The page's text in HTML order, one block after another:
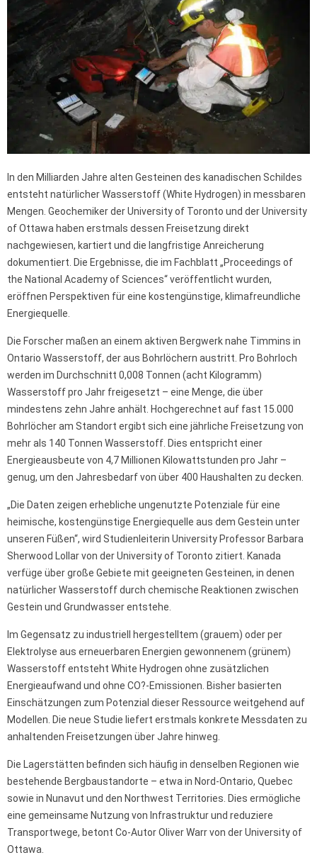
In den Milliarden Jahre alten Gesteinen des kanadischen Schildes
entsteht natürlicher Wasserstoff (White Hydrogen) in messbaren
Mengen. Geochemiker der University of Toronto und der University
of Ottawa haben erstmals dessen Freisetzung direkt
nachgewiesen, kartiert und die langfristige Anreicherung
dokumentiert. Die Ergebnisse, die im Fachblatt „Proceedings of
the National Academy of Sciences“ veröffentlicht wurden,
eröffnen Perspektiven für eine kostengünstige, klimafreundliche
Energiequelle.
Die Forscher maßen an einem aktiven Bergwerk nahe Timmins in
Ontario Wasserstoff, der aus Bohrlöchern austritt. Pro Bohrloch
werden im Durchschnitt 0,008 Tonnen (acht Kilogramm)
Wasserstoff pro Jahr freigesetzt – eine Menge, die über
mindestens zehn Jahre anhält. Hochgerechnet auf fast 15.000
Bohrlöcher am Standort ergibt sich eine jährliche Freisetzung von
mehr als 140 Tonnen Wasserstoff. Dies entspricht einer
Energieausbeute von 4,7 Millionen Kilowattstunden pro Jahr –
genug, um den Jahresbedarf von über 400 Haushalten zu decken.
„Die Daten zeigen erhebliche ungenutzte Potenziale für eine
heimische, kostengünstige Energiequelle aus dem Gestein unter
unseren Füßen“, wird Studienleiterin University Professor Barbara
Sherwood Lollar von der University of Toronto zitiert. Kanada
verfüge über große Gebiete mit geeigneten Gesteinen, in denen
natürlicher Wasserstoff durch chemische Reaktionen zwischen
Gestein und Grundwasser entstehe.
Im Gegensatz zu industriell hergestelltem (grauem) oder per
Elektrolyse aus erneuerbaren Energien gewonnenem (grünem)
Wasserstoff entsteht White Hydrogen ohne zusätzlichen
Energieaufwand und ohne CO?-Emissionen. Bisher basierten
Einschätzungen zum Potenzial dieser Ressource weitgehend auf
Modellen. Die neue Studie liefert erstmals konkrete Messdaten zu
anhaltenden Freisetzungen über Jahre hinweg.
Die Lagerstätten befinden sich häufig in denselben Regionen wie
bestehende Bergbaustandorte – etwa in Nord-Ontario, Quebec
sowie in Nunavut und den Northwest Territories. Dies ermögliche
eine gemeinsame Nutzung von Infrastruktur und reduziere
Transportwege, betont Co-Autor Oliver Warr von der University of
Ottawa.